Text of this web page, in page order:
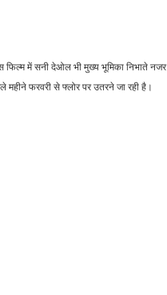
फिल्म में सनी देओल भी मुख्य भूमिका निभाते नजर
फरवरी से फ्लोर पर उतरने जा रही है।